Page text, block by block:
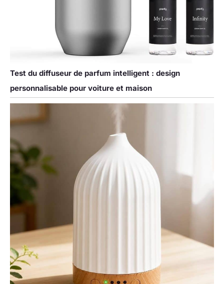
Test du diffuseur de parfum intelligent : design
personnalisable pour voiture et maison